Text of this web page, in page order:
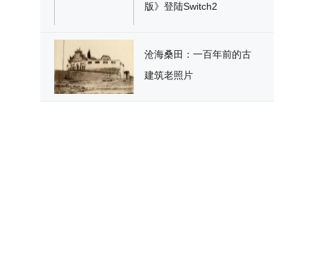
版》登陆Switch2
沧海桑田：一百年前的古
建筑老照片